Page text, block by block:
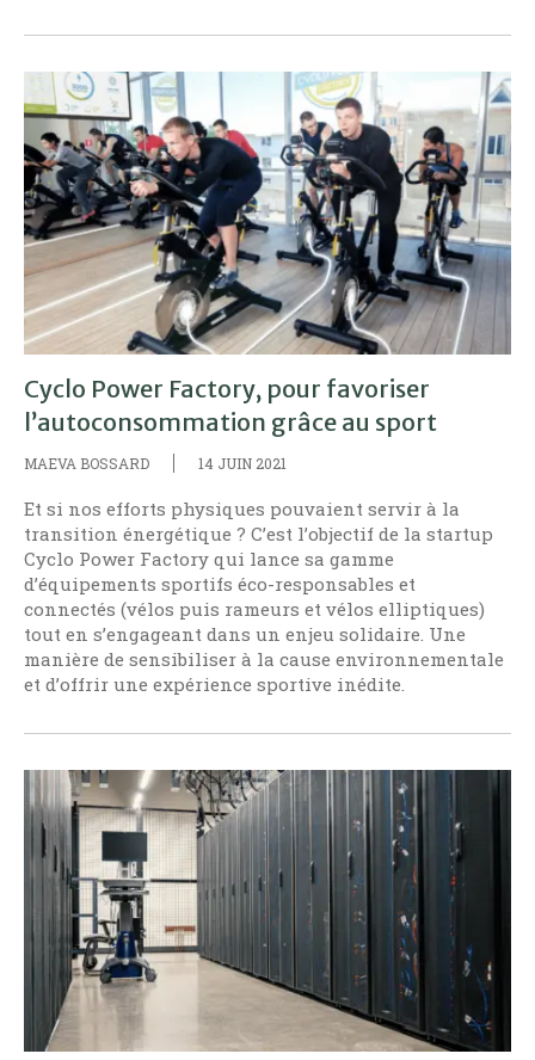
Cyclo Power Factory, pour favoriser
l’autoconsommation grâce au sport
MAEVA BOSSARD 14 JUIN 2021
Et si nos efforts physiques pouvaient servir à la
transition énergétique ? C’est l’objectif de la startup
Cyclo Power Factory qui lance sa gamme
d’équipements sportifs éco-responsables et
connectés (vélos puis rameurs et vélos elliptiques)
tout en s’engageant dans un enjeu solidaire. Une
manière de sensibiliser à la cause environnementale
et d’offrir une expérience sportive inédite.